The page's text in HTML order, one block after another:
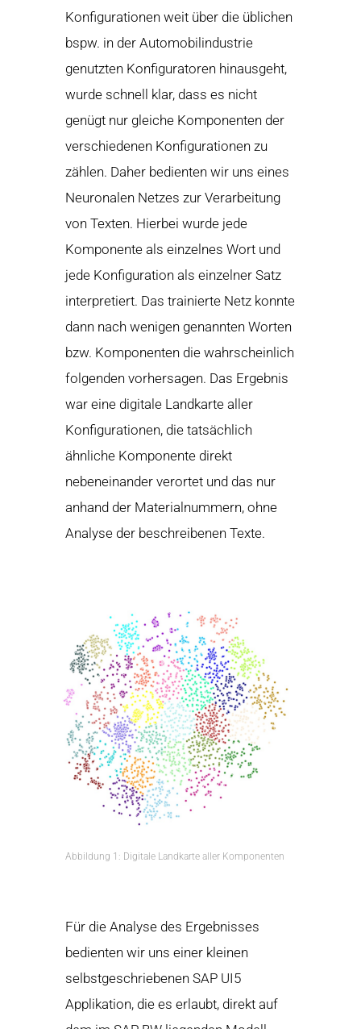
Konfigurationen weit über die üblichen
bspw. in der Automobilindustrie
genutzten Konfiguratoren hinausgeht,
wurde schnell klar, dass es nicht
genügt nur gleiche Komponenten der
verschiedenen Konfigurationen zu
zählen. Daher bedienten wir uns eines
Neuronalen Netzes zur Verarbeitung
von Texten. Hierbei wurde jede
Komponente als einzelnes Wort und
jede Konfiguration als einzelner Satz
interpretiert. Das trainierte Netz konnte
dann nach wenigen genannten Worten
bzw. Komponenten die wahrscheinlich
folgenden vorhersagen. Das Ergebnis
war eine digitale Landkarte aller
Konfigurationen, die tatsächlich
ähnliche Komponente direkt
nebeneinander verortet und das nur
anhand der Materialnummern, ohne
Analyse der beschreibenen Texte.
Abbildung 1: Digitale Landkarte aller Komponenten
Für die Analyse des Ergebnisses
bedienten wir uns einer kleinen
selbstgeschriebenen SAP UI5
Applikation, die es erlaubt, direkt auf